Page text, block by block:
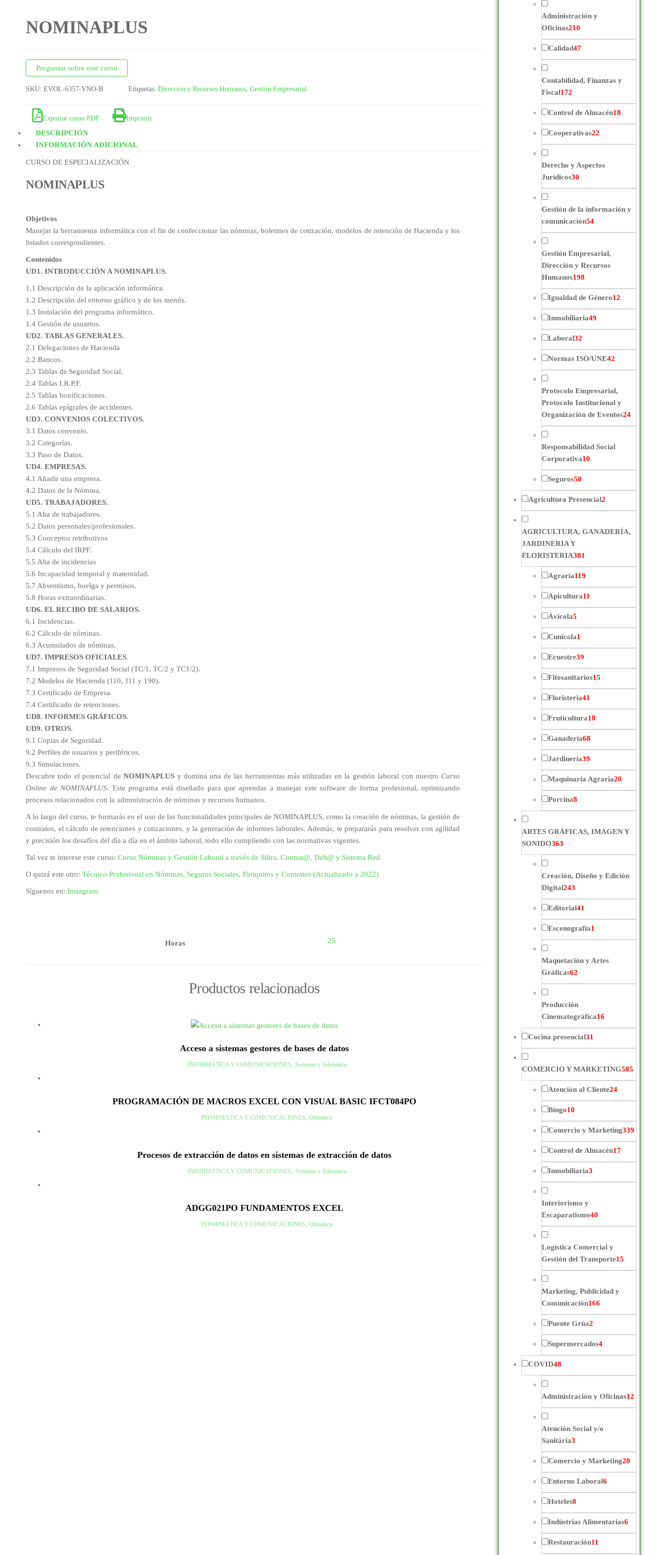
NOMINAPLUS
Preguntar sobre este curso
SKU: EVOL-6357-VNO-B Etiquetas: Dirección y Recursos Humanos, Gestión Empresarial
Exportar como PDF Imprimir
DESCRIPCIÓN
INFORMACIÓN ADICIONAL
CURSO DE ESPECIALIZACIÓN
NOMINAPLUS
Objetivos
Manejar la herramienta informática con el fin de confeccionar las nóminas, boletines de cotización, modelos de retención de Hacienda y los
listados correspondientes.
Contenidos
UD1. INTRODUCCIÓN A NOMINAPLUS.
1.1 Descripción de la aplicación informática.
1.2 Descripción del entorno gráfico y de los menús.
1.3 Instalación del programa informático.
1.4 Gestión de usuarios.
UD2. TABLAS GENERALES.
2.1 Delegaciones de Hacienda
2.2 Bancos.
2.3 Tablas de Seguridad Social.
2.4 Tablas I.R.P.F.
2.5 Tablas bonificaciones.
2.6 Tablas epígrafes de accidentes.
UD3. CONVENIOS COLECTIVOS.
3.1 Datos convenio.
3.2 Categorías.
3.3 Paso de Datos.
UD4. EMPRESAS.
4.1 Añadir una empresa.
4.2 Datos de la Nómina.
UD5. TRABAJADORES.
5.1 Alta de trabajadores.
5.2 Datos personales/profesionales.
5.3 Conceptos retributivos
5.4 Cálculo del IRPF.
5.5 Alta de incidencias
5.6 Incapacidad temporal y maternidad.
5.7 Absentismo, huelga y permisos.
5.8 Horas extraordinarias.
UD6. EL RECIBO DE SALARIOS.
6.1 Incidencias.
6.2 Cálculo de nóminas.
6.3 Acumulados de nóminas.
UD7. IMPRESOS OFICIALES.
7.1 Impresos de Seguridad Social (TC/1, TC/2 y TC1/2).
7.2 Modelos de Hacienda (110, 111 y 190).
7.3 Certificado de Empresa.
7.4 Certificado de retenciones.
UD8. INFORMES GRÁFICOS.
UD9. OTROS.
9.1 Copias de Seguridad.
9.2 Perfiles de usuarios y periféricos.
9.3 Simulaciones.
Descubre todo el potencial deNOMINAPLUS y domina una de las herramientas más utilizadas en la gestión laboral con nuestro Curso
Online de NOMINAPLUS. Este programa está diseñado para que aprendas a manejar este software de forma profesional, optimizando
procesos relacionados con la administración de nóminas y recursos humanos.
A lo largo del curso, te formarás en el uso de las funcionalidades principales de NOMINAPLUS, como la creación de nóminas, la gestión de
contratos, el cálculo de retenciones y cotizaciones, y la generación de informes laborales. Además, te prepararás para resolver con agilidad
y precisión los desafíos del día a día en el ámbito laboral, todo ello cumpliendo con las normativas vigentes.
Tal vez te interese este curso: Curso Nóminas y Gestión Laboral a través de Siltra, Contrat@, Delt@ y Sistema Red
O quizá este otro: Técnico Profesional en Nóminas, Seguros Sociales, Finiquitos y Contratos (Actualizado a 2022)
Síguenos en: Instagram
Horas 25
Productos relacionados
Acceso a sistemas gestores de bases de datos
INFORMÁTICA Y COMUNICACIONES Sistemas y Telemática
PROGRAMACIÓN DE MACROS EXCEL CON VISUAL BASIC IFCT084PO
INFORMÁTICA Y COMUNICACIONES, Ofimática
Procesos de extracción de datos en sistemas de extracción de datos
INFORMÁTICA Y COMUNICACIONES Sistemas y Telemática
ADGG021PO FUNDAMENTOS EXCEL
INFORMÁTICA Y COMUNICACIONES, Ofimática
Administración y
Oficinas210
Calidad47
Contabilidad, Finanzas y
Fiscal172
Control de Almacén18
Cooperativas22
Derecho y Aspectos
Jurídicos30
Gestión de la información y
comunicación54
Gestión Empresarial,
Dirección y Recursos
Humanos198
Igualdad de Género12
Inmobiliaria49
Laboral32
Normas ISO/UNE42
Protocolo Empresarial,
Protocolo Institucional y
Organización de Eventos24
Responsabilidad Social
Corporativa10
Seguros50
Agricultura Presencial2
AGRICULTURA, GANADERÍA,
JARDINERIA Y
FLORISTERIA381
Agraria119
Apicultura11
Ávicola5
Cunícola1
Ecuestre39
Fitosanitarios15
Floristeria41
Fruticultura18
Ganadería68
Jardinería39
Maquinaria Agraria20
Porcina8
ARTES GRÁFICAS, IMAGEN Y
SONIDO363
Creación, Diseño y Edición
Digital243
Editorial41
Escenografía1
Maquetación y Artes
Gráficas62
Producción
Cinematográfica16
Cocina presencial31
COMERCIO Y MARKETING585
Atención al Cliente24
Bingo10
Comercio y Marketing339
Control de Almacén17
Inmobiliaria3
Interiorismo y
Escaparatismo40
Logística Comercial y
Gestión del Transporte15
Marketing, Publicidad y
Comunicación166
Puente Grúa2
Supermercados4
COVID48
Administración y Oficinas12
Atención Social y/o
Sanitária3
Comercio y Marketing20
Entorno Laboral6
Hoteles8
Indústrias Alimentarias6
Restauración11